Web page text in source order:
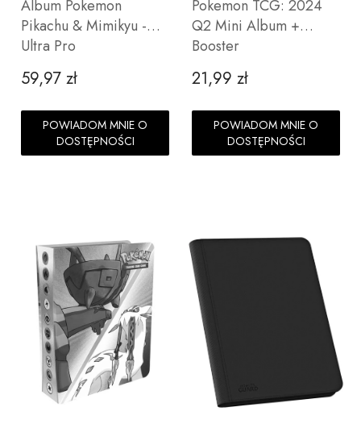
Album Pokemon
Pikachu & Mimikyu -
Ultra Pro
Cena
59,97 zł
POWIADOM MNIE O
DOSTĘPNOŚCI
Pokemon TCG: 2024
Q2 Mini Album +
Booster
Cena
21,99 zł
POWIADOM MNIE O
DOSTĘPNOŚCI